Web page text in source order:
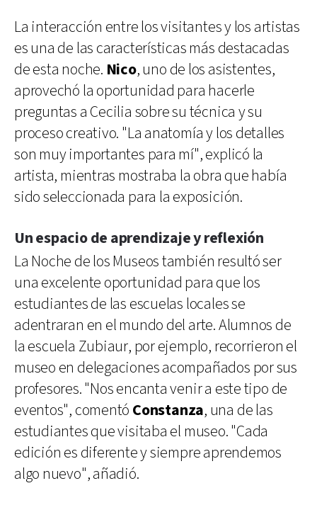
La interacción entre los visitantes y los artistas
es una de las características más destacadas
de esta noche. Nico, uno de los asistentes,
aprovechó la oportunidad para hacerle
preguntas a Cecilia sobre su técnica y su
proceso creativo. "La anatomía y los detalles
son muy importantes para mí", explicó la
artista, mientras mostraba la obra que había
sido seleccionada para la exposición.
Un espacio de aprendizaje y reflexión
La Noche de los Museos también resultó ser
una excelente oportunidad para que los
estudiantes de las escuelas locales se
adentraran en el mundo del arte. Alumnos de
la escuela Zubiaur, por ejemplo, recorrieron el
museo en delegaciones acompañados por sus
profesores. "Nos encanta venir a este tipo de
eventos", comentó Constanza, una de las
estudiantes que visitaba el museo. "Cada
edición es diferente y siempre aprendemos
algo nuevo", añadió.